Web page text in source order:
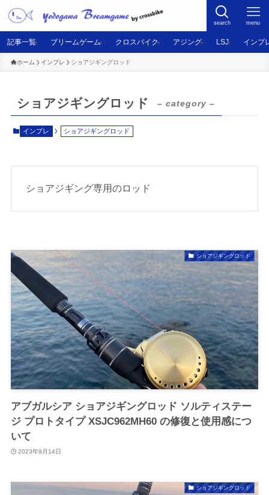
search menu
記事一覧 ブリームゲーム クロスバイク アジング LSJ インプ
ホーム インプレ ショアジギングロッド
ショアジギングロッド – category –
インプレ ショアジギングロッド
ショアジギング専用のロッド
ショアジギングロッド
アブガルシア ショアジギングロッド ソルティステー
ジ プロトタイプ XSJC962MH60 の修復と使用感につ
いて
2023年9月14日
ショアジギングロッド